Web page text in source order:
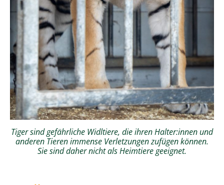
Tiger sind gefährliche Widltiere, die ihren Halter:innen und
anderen Tieren immense Verletzungen zufügen können.
Sie sind daher nicht als Heimtiere geeignet.